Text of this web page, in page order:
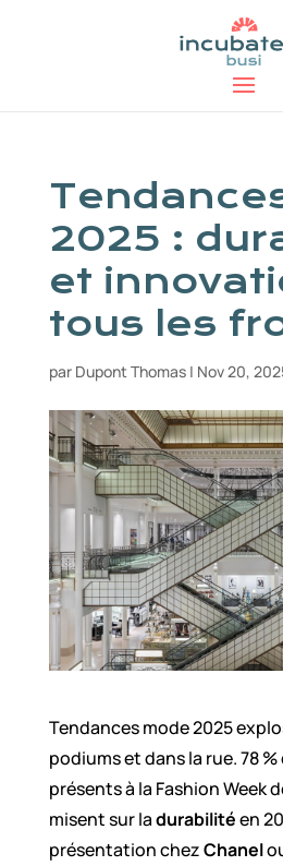
2025 :
et
tous les
par Dupont Thomas| Nov 20,
Tendances mode 2025
podiums et dans la rue. 78
présents à la Fashion Week
misent sur ladurabilitéen
présentation chezChanel